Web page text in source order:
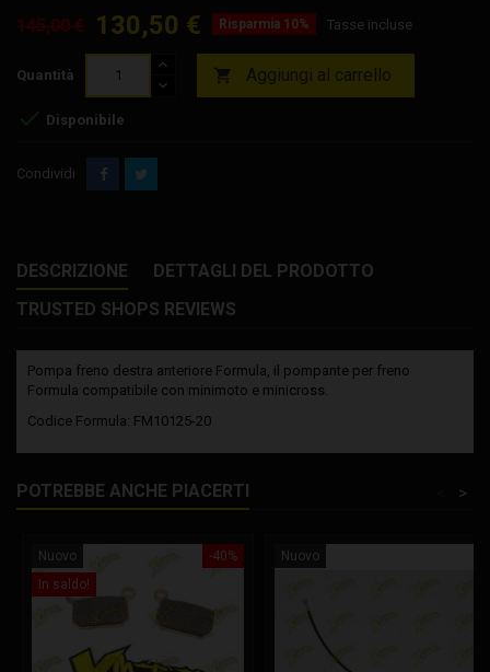
145,00 € 130,50 € Risparmia 10% Tasse incluse
Quantità  Aggiungi al carrello
 Disponibile
Condividi
DESCRIZIONE
DETTAGLI DEL PRODOTTO
TRUSTED SHOPS REVIEWS
Pompa freno destra anteriore Formula, il pompante per freno
Formula compatibile con minimoto e minicross.
Codice Formula: FM10125-20
POTREBBE ANCHE PIACERTI >
-40%
Nuovo
In saldo!
Nuovo